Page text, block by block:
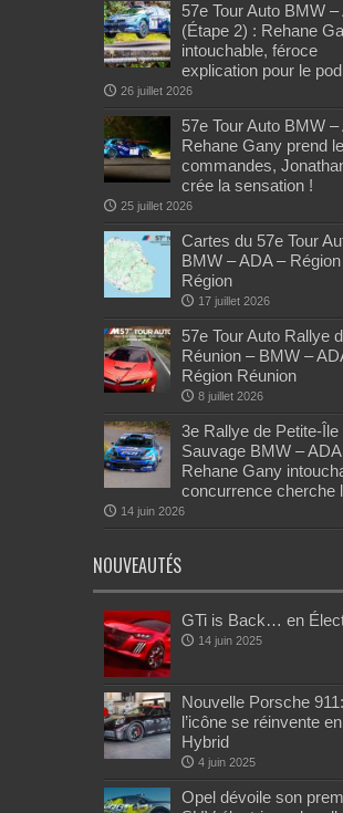
57e Tour Auto BMW –
(Étape 2) : Rehane
intouchable, féroce
explication pour le
26 juillet 2026
57e Tour Auto BMW –
Rehane Gany prend
commandes,
crée la sensation !
25 juillet 2026
Cartes du 57e Tour
BMW – ADA – Région
Région
17 juillet 2026
57e Tour Auto Rallye
Réunion – BMW –
Région Réunion
8 juillet 2026
3e Rallye de Petite-Île
Sauvage BMW – ADA
Rehane Gany
concurrence cherche
14 juin 2026
NOUVEAUTÉS
GTi is Back… en
14 juin 2025
Nouvelle Porsche 911:
l’icône se réinvente
Hybrid
4 juin 2025
Opel dévoile son